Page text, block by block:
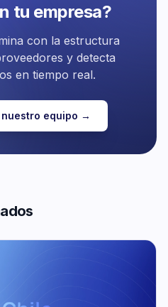
tu empresa?
con la estructura
y detecta
en tiempo real.
equipo →